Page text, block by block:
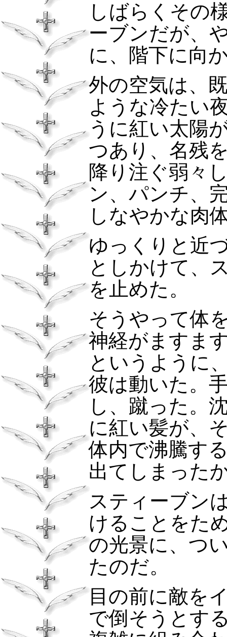
しばらくその
ーブンだが、
に、階下に向
外の空気は、
ような冷たい
うに紅い太陽
つあり、名残
降り注ぐ弱々
ン、パンチ、
しなやかな肉
ゆっくりと近
としかけて、
を止めた。
そうやって体
神経がますま
というように
彼は動いた。
し、蹴った。
に紅い髪が、
体内で沸騰す
出てしまった
スティーブン
けることをた
の光景に、つ
たのだ。
目の前に敵を
で倒そうとす